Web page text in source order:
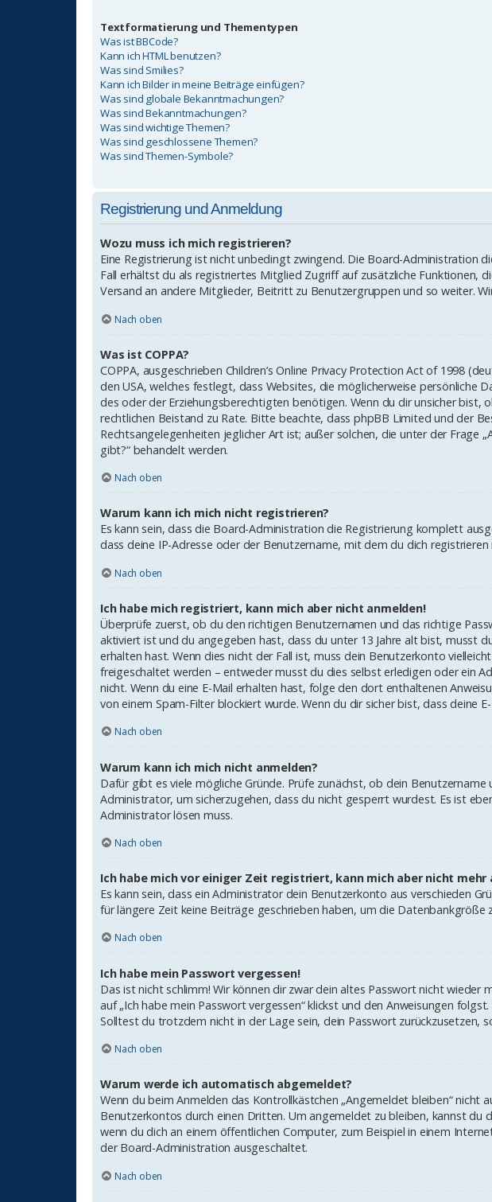
Textformatierung und Thementypen
Was ist BBCode?
Kann ich HTML benutzen?
Was sind Smilies?
Kann ich Bilder in meine Beiträge einfügen?
Was sind globale Bekanntmachungen?
Was sind Bekanntmachungen?
Was sind wichtige Themen?
Was sind geschlossene Themen?
Was sind Themen-Symbole?
Registrierung und Anmeldung
Wozu muss ich mich registrieren?
Eine Registrierung ist nicht unbedingt zwingend. Die Board-Administration
Fall erhältst du als registriertes Mitglied Zugriff auf zusätzliche Funktionen,
Versand an andere Mitglieder, Beitritt zu Benutzergruppen und so weiter.
Nach oben
Was ist COPPA?
COPPA, ausgeschrieben Children’s Online Privacy Protection Act of 1998
den USA, welches festlegt, dass Websites, die möglicherweise persönliche
des oder der Erziehungsberechtigten benötigen. Wenn du dir unsicher
rechtlichen Beistand zu Rate. Bitte beachte, dass phpBB Limited und der
Rechtsangelegenheiten jeglicher Art ist; außer solchen, die unter der Frage
gibt?“ behandelt werden.
Nach oben
Warum kann ich mich nicht registrieren?
Es kann sein, dass die Board-Administration die Registrierung komplett
dass deine IP-Adresse oder der Benutzername, mit dem du dich
Nach oben
Ich habe mich registriert, kann mich aber nicht anmelden!
Überprüfe zuerst, ob du den richtigen Benutzernamen und das richtige
aktiviert ist und du angegeben hast, dass du unter 13 Jahre alt bist, musst
erhalten hast. Wenn dies nicht der Fall ist, muss dein Benutzerkonto
freigeschaltet werden – entweder musst du dies selbst erledigen oder ein
nicht. Wenn du eine E-Mail erhalten hast, folge den dort enthaltenen
von einem Spam-Filter blockiert wurde. Wenn du dir sicher bist, dass deine
Nach oben
Warum kann ich mich nicht anmelden?
Dafür gibt es viele mögliche Gründe. Prüfe zunächst, ob dein
Administrator, um sicherzugehen, dass du nicht gesperrt wurdest. Es ist
Administrator lösen muss.
Nach oben
Ich habe mich vor einiger Zeit registriert, kann mich aber nicht mehr
Es kann sein, dass ein Administrator dein Benutzerkonto aus verschieden
für längere Zeit keine Beiträge geschrieben haben, um die
Nach oben
Ich habe mein Passwort vergessen!
Das ist nicht schlimm! Wir können dir zwar dein altes Passwort nicht
auf „Ich habe mein Passwort vergessen“ klickst und den Anweisungen
Solltest du trotzdem nicht in der Lage sein, dein Passwort zurückzusetzen,
Nach oben
Warum werde ich automatisch abgemeldet?
Wenn du beim Anmelden das Kontrollkästchen „Angemeldet bleiben“
Benutzerkontos durch einen Dritten. Um angemeldet zu bleiben, kannst du
wenn du dich an einem öffentlichen Computer, zum Beispiel in einem
der Board-Administration ausgeschaltet.
Nach oben